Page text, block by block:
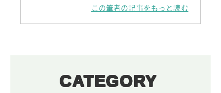
この筆者の記事をもっと読む
CATEGORY